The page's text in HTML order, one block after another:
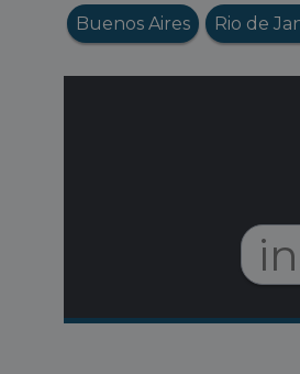
Buenos Aires Rio de